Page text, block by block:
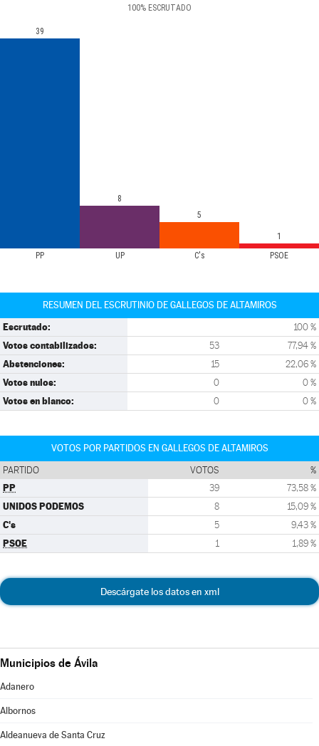
100% ESCRUTADO
PP UP C's PSOE
39
8
5
1
RESUMEN DEL ESCRUTINIO DE GALLEGOS DE ALTAMIROS
Escrutado: 100 %
Votos contabilizados: 53 77,94 %
Abstenciones: 15 22,06 %
Votos nulos: 0 0 %
Votos en blanco: 0 0 %
VOTOS POR PARTIDOS EN GALLEGOS DE ALTAMIROS
PARTIDO VOTOS %
PP 39 73,58 %
UNIDOS PODEMOS 8 15,09 %
C's 5 9,43 %
PSOE 1 1,89 %
Descárgate los datos en xml
Municipios de Ávila
Adanero
Albornos
Aldeanueva de Santa Cruz